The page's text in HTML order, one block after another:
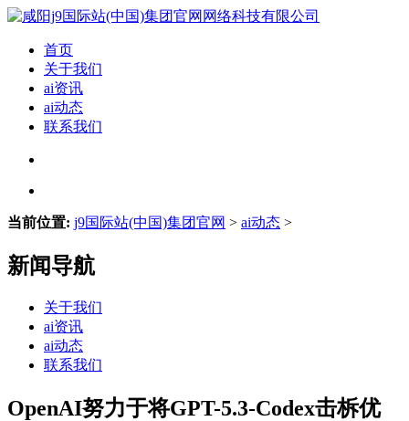
首页
关于我们
ai资讯
ai动态
联系我们
当前位置: j9国际站(中国)集团官网 > ai动态 >
新闻导航
关于我们
ai资讯
ai动态
联系我们
OpenAI努力于将GPT-5.3-Codex击柝优